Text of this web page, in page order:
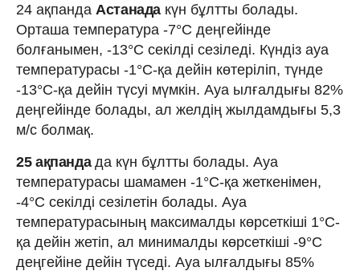
24 ақпанда Астанада күн бұлтты болады.
Орташа температура -7°C деңгейінде
болғанымен, -13°C секілді сезіледі. Күндіз ауа
температурасы -1°C-қа дейін көтеріліп, түнде
-13°C-қа дейін түсуі мүмкін. Ауа ылғалдығы 82%
деңгейінде болады, ал желдің жылдамдығы 5,3
м/с болмақ.
25 ақпандада күн бұлтты болады. Ауа
температурасы шамамен -1°C-қа жеткенімен,
-4°C секілді сезілетін болады. Ауа
температурасының максималды көрсеткіші 1°C-
қа дейін жетіп, ал минималды көрсеткіші -9°C
деңгейіне дейін түседі. Ауа ылғалдығы 85%